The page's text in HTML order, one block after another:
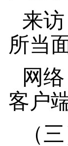
来
所当
网
客户
（